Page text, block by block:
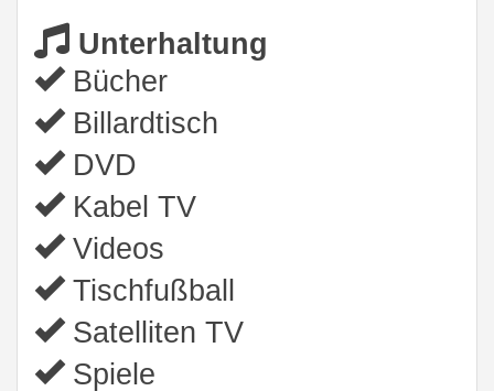
Unterhaltung
Bücher
Billardtisch
DVD
Kabel TV
Videos
Tischfußball
Satelliten TV
Spiele